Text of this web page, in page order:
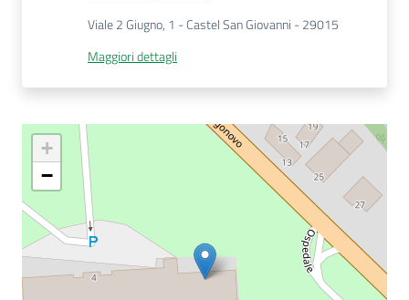
Viale 2 Giugno, 1 - Castel San Giovanni - 29015
Maggiori dettagli
+
−